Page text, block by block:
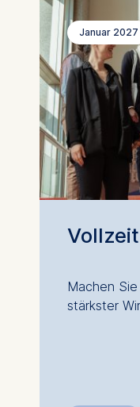
Januar 2027
Machen
stärkster